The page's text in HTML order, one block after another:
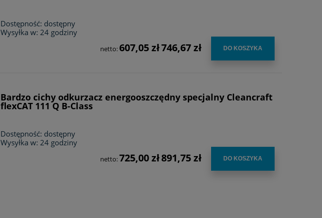
Dostępność: dostępny
Wysyłka w: 24 godziny
netto:607,05 zł746,67 zł DO KOSZYKA
Bardzo cichy odkurzacz energooszczędny specjalny Cleancraft
flexCAT 111 Q B-Class
Dostępność: dostępny
Wysyłka w: 24 godziny
netto:725,00 zł891,75 zł DO KOSZYKA